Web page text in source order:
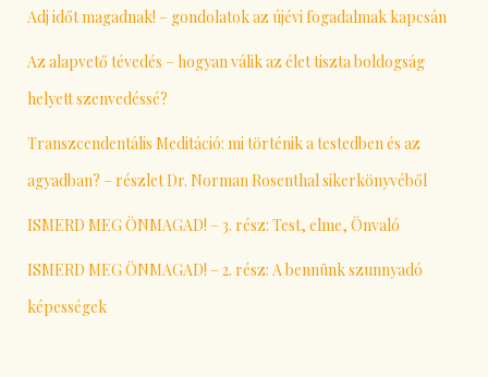
Adj időt magadnak! – gondolatok az újévi fogadalmak kapcsán
Az alapvető tévedés – hogyan válik az élet tiszta boldogság
helyett szenvedéssé?
Transzcendentális Meditáció: mi történik a testedben és az
agyadban? – részlet Dr. Norman Rosenthal sikerkönyvéből
ISMERD MEG ÖNMAGAD! – 3. rész: Test, elme, Önvaló
ISMERD MEG ÖNMAGAD! – 2. rész: A bennünk szunnyadó
képességek